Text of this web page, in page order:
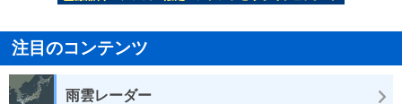
注目のコンテンツ
雨雲レーダー